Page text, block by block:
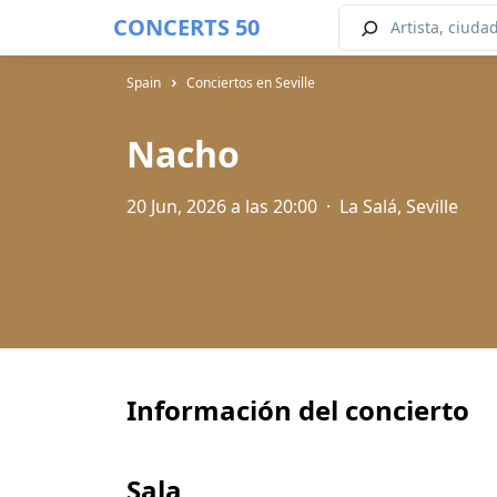
CONCERTS 50
Spain Conciertos en Seville
Nacho
20 Jun, 2026 a las 20:00 · La Salá, Seville
Información del concierto